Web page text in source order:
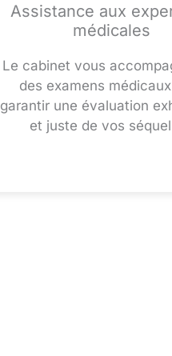
Assistance aux
médicales
Le cabinet vous
des examens
garantir une évaluation
et juste de vos